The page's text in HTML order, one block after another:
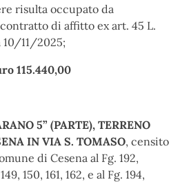
risulta occupato da
di affitto ex art. 45 L.
10/11/2025;
115.440,00
5” (PARTE), TERRENO
IN VIA S. TOMASO, censito
di Cesena al Fg. 192,
150, 161, 162, e al Fg. 194,